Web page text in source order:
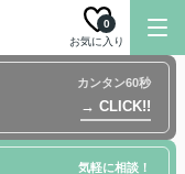
お気に入り
0
カンタン60秒
→ CLICK!!
気軽に相談！